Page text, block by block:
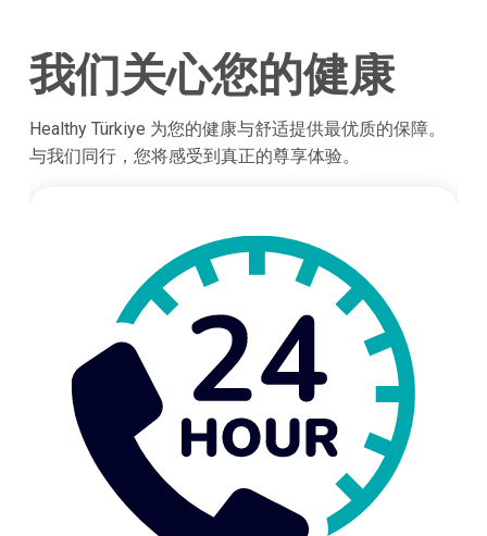
我们关心您的健康
Healthy Türkiye 为您的健康与舒适提供最优质的保障。
与我们同行，您将感受到真正的尊享体验。